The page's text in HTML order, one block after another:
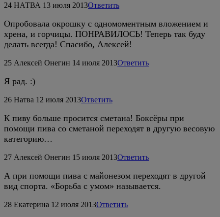
24 НАТВА 13 июля 2013Ответить
Опробовала окрошку с одномоментным вложением и
хрена, и горчицы. ПОНРАВИЛОСЬ! Теперь так буду
делать всегда! Спасибо, Алексей!
25 Алексей Онегин 14 июля 2013Ответить
Я рад. :)
26 Натва 12 июля 2013Ответить
К пиву больше просится сметана! Боксёры при
помощи пива со сметаной переходят в другую весовую
категорию…
27 Алексей Онегин 15 июля 2013Ответить
А при помощи пива с майонезом переходят в другой
вид спорта. «Борьба с умом» называется.
28 Екатерина 12 июля 2013Ответить